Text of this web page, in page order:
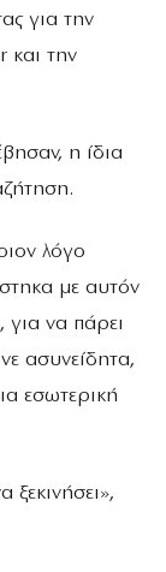
για την
και την
η ίδια
λόγο
με αυτόν
να πάρει
ασυνείδητα,
εσωτερική
ξεκινήσει»,